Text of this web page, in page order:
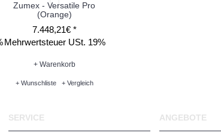
Zumex - Versatile Pro
(Orange)
7.448,21€ *
Mehrwertsteuer USt. 19%
+ Warenkorb
+ Wunschliste + Vergleich
SERVICE ANGEBOTE